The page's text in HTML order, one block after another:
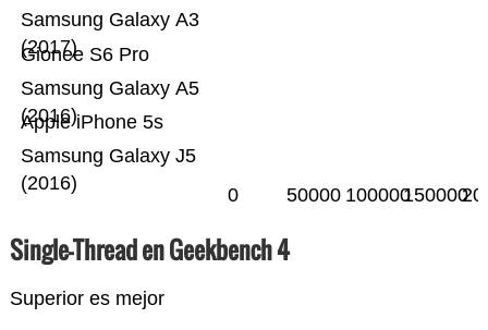
Samsung Galaxy J5
(2016)
Apple iPhone 5s
Samsung Galaxy A5
(2016)
Gionee S6 Pro
Samsung Galaxy A3
(2017)
0 50000 100000150000
Single-Thread en Geekbench 4
Superior es mejor